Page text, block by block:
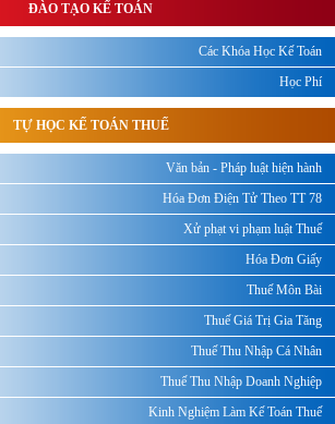
ĐÀO TẠO KẾ TOÁN
Các Khóa Học Kế Toán
Học Phí
TỰ HỌC KẾ TOÁN THUẾ
Văn bản - Pháp luật hiện hành
Hóa Đơn Điện Tử Theo TT 78
Xử phạt vi phạm luật Thuế
Hóa Đơn Giấy
Thuế Môn Bài
Thuế Giá Trị Gia Tăng
Thuế Thu Nhập Cá Nhân
Thuế Thu Nhập Doanh Nghiệp
Kinh Nghiệm Làm Kế Toán Thuế